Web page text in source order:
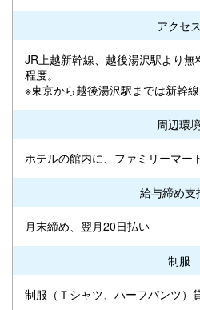
アクセス
JR上越新幹線、越後湯沢駅より
程度。
※東京から越後湯沢駅までは新幹線
周辺環境
ホテルの館内に、ファミリーマー
給与締め支
月末締め、翌月20日払い
制服
制服（Ｔシャツ、ハーフパンツ）